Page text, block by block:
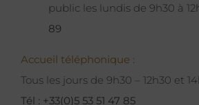
public les lundis de 9h30 à
89
Accueil téléphonique :
Tous les jours de 9h30 – 12h30 et
Tél : +33(0)5 53 51 47 85